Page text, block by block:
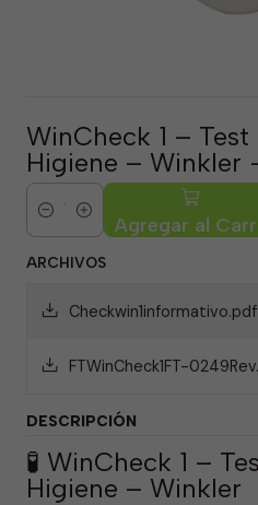
WinCheck 1 –
Higiene – Winkler
Cantidad Agregar al
ARCHIVOS
Checkwin1informativo.pdf
FTWinCheck1FT-
DESCRIPCIÓN
🧪 WinCheck 1 –
Higiene – Winkler